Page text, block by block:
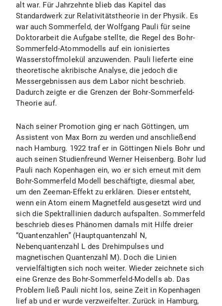
alt war. Für Jahrzehnte blieb das Kapitel das
Standardwerk zur Relativitätstheorie in der Physik. Es
war auch Sommerfeld, der Wolfgang Pauli für seine
Doktorarbeit die Aufgabe stellte, die Regel des Bohr-
Sommerfeld-Atommodells auf ein ionisiertes
Wasserstoffmolekül anzuwenden. Pauli lieferte eine
theoretische akribische Analyse, die jedoch die
Messergebnissen aus dem Labor nicht beschrieb.
Dadurch zeigte er die Grenzen der Bohr-Sommerfeld-
Theorie auf.
Nach seiner Promotion ging er nach Göttingen, um
Assistent von Max Born zu werden und anschließend
nach Hamburg. 1922 traf er in Göttingen Niels Bohr und
auch seinen Studienfreund Werner Heisenberg. Bohr lud
Pauli nach Kopenhagen ein, wo er sich erneut mit dem
Bohr-Sommerfeld Modell beschäftigte, diesmal aber,
um den Zeeman-Effekt zu erklären. Dieser entsteht,
wenn ein Atom einem Magnetfeld ausgesetzt wird und
sich die Spektrallinien dadurch aufspalten. Sommerfeld
beschrieb dieses Phänomen damals mit Hilfe dreier
“Quantenzahlen” (Hauptquantenzahl N,
Nebenquantenzahl L des Drehimpulses und
magnetischen Quantenzahl M). Doch die Linien
vervielfältigten sich noch weiter. Wieder zeichnete sich
eine Grenze des Bohr-Sommerfeld-Modells ab. Das
Problem ließ Pauli nicht los, seine Zeit in Kopenhagen
lief ab und er wurde verzweifelter. Zurück in Hamburg,